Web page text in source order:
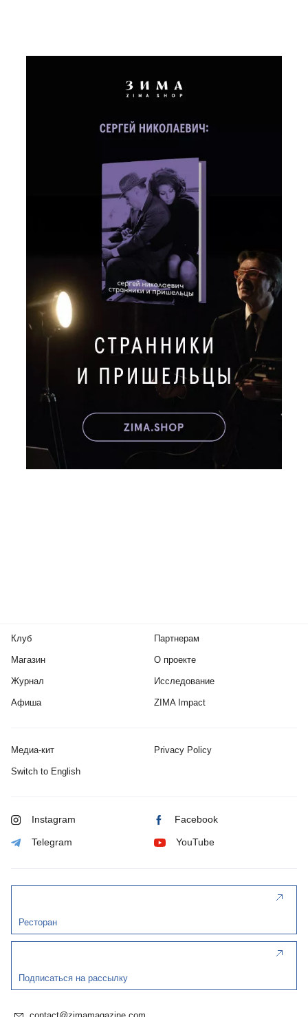
Клуб
Магазин
Журнал
Афиша
Партнерам
О проекте
Исследование
ZIMA Impact
Медиа-кит Privacy Policy
Switch to English
Instagram Facebook
Telegram YouTube
Ресторан
Подписаться на рассылку